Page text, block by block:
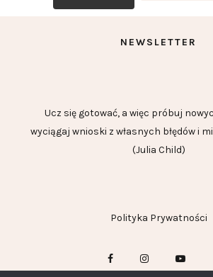
NEWSLETTER
Ucz się gotować, a więc próbuj
wyciągaj wnioski z własnych błędów i
(Julia Child)
Polityka Prywatności